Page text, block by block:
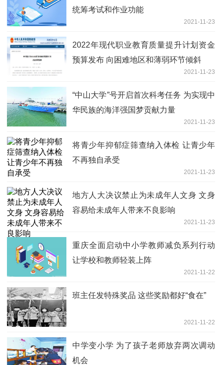
统筹考试和作业功能
2021-11-23
2022年现代职业教育质量提升计划资金
预算发布 向困难地区和薄弱环节倾斜
2021-11-23
“中山大学”号开启首次科考任务 为实现中
华民族的海洋强国梦贡献力量
2021-11-23
将青少年抑郁症筛查纳入体检 让青少年
不再独自承受
2021-11-23
地方人大决议禁止为未成年人文身 文身
容易给未成年人带来不良影响
2021-11-23
重庆全面启动中小学教师减负系列行动
让学校和教师轻装上阵
2021-11-22
班主任发特殊奖品 这些奖励都好“食在”
2021-11-22
中学变小学 为了孩子老师放弃两次调动
机会